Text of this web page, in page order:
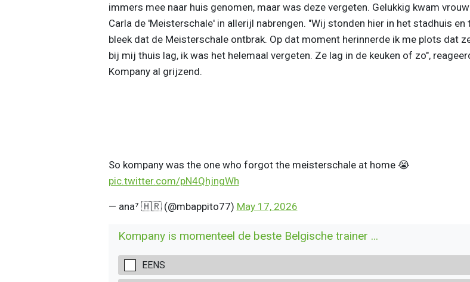
immers mee naar huis genomen, maar was deze vergeten. Gelukkig kwam
Carla de 'Meisterschale' in allerijl nabrengen. "Wij stonden hier in het stadhuis en
bleek dat de Meisterschale ontbrak. Op dat moment herinnerde ik me plots dat
bij mij thuis lag, ik was het helemaal vergeten. Ze lag in de keuken of zo",
Kompany al grijzend.
So kompany was the one who forgot the meisterschale at home 😭
pic.twitter.com/pN4QhjngWh
— ana⁷ 🇭🇷 (@mbappito77) May 17, 2026
Kompany is momenteel de beste Belgische trainer ...
EENS